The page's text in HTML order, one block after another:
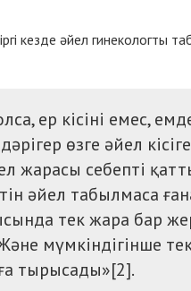
кезде әйел гинекологты
ер кісіні емес,
өзге әйел
жарасы себепті
әйел табылмаса
тек жара бар
мүмкіндігінше
тырысады»[2].